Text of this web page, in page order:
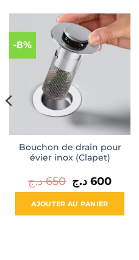
-8%
Bouchon de drain pour
évier inox (Clapet)
650 د.ج
Le
prix
initial
était :
600 د.ج
Le
prix
actuel
AJOUTER AU PANIER